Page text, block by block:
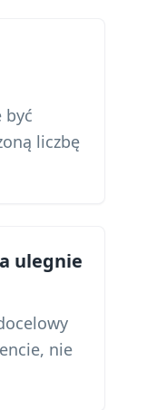
być
liczbę
ulegnie
nie